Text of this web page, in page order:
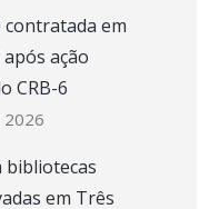
em
ação
CRB-6
bibliotecas
em Três